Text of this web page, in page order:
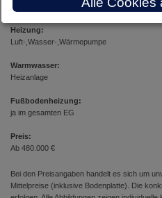
Heizung:
Luft-,Wasser-,Wärmepumpe
Warmwasser:
Heizanlage
Fußbodenheizung:
ja im gesamten EG
Preis:
Ab 480.000 €
Bei den Preisangaben handelt es sich um
Mittelpreise (inklusive Bodenplatte). Die